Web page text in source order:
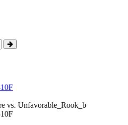
vs. Unfavorable_Rook_b